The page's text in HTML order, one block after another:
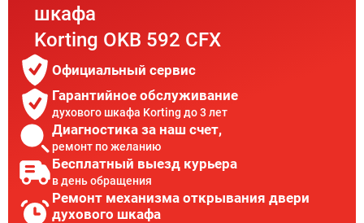
шкафа
Korting OKB 592 CFX
Официальный сервис
Гарантийное обслуживание
духового шкафа Korting до 3 лет
Диагностика за наш счет,
ремонт по желанию
Бесплатный выезд курьера
в день обращения
Ремонт механизма открывания двери
духового шкафа